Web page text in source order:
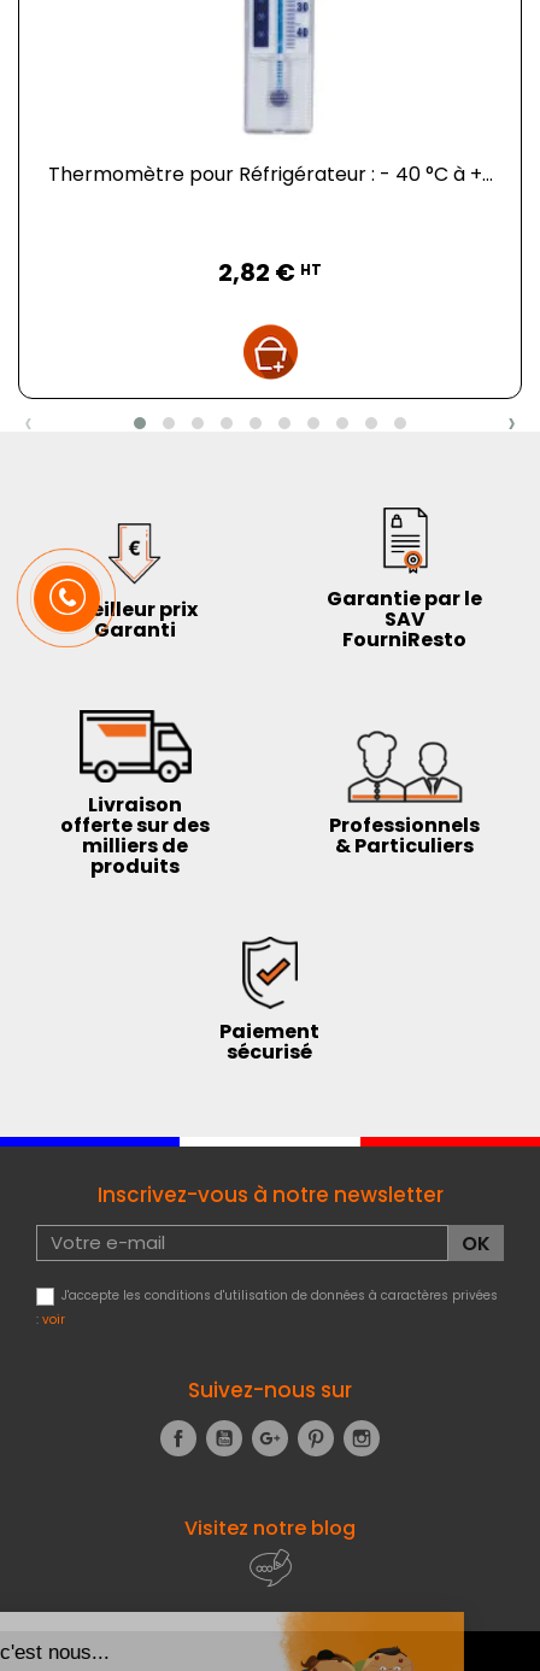
Thermomètre pour Réfrigérateur : - 40 °C à +...
2,82 € HT
‹ ›
Meilleur prix
Garanti
Garantie par le
SAV
FourniResto
Livraison
offerte sur des
milliers de
produits
Professionnels
& Particuliers
Paiement
sécurisé
Inscrivez-vous à notre newsletter
J'accepte les conditions d'utilisation de données à caractères privées
: voir
Suivez-nous sur
FacebookYouTubeGoogle+Pinterest
Visitez notre blog